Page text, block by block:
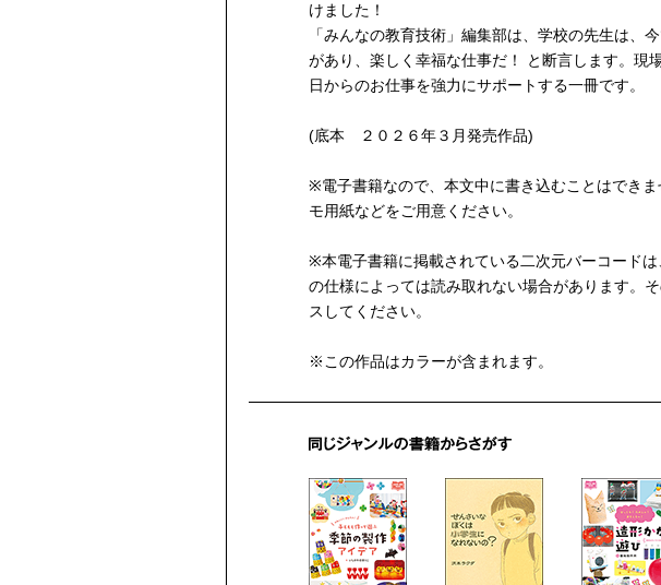
けました！
「みんなの教育技術」編集部は、学校の先生は、
があり、楽しく幸福な仕事だ！ と断言します。現
日からのお仕事を強力にサポートする一冊です。
(底本 ２０２６年３月発売作品)
※電子書籍なので、本文中に書き込むことはでき
モ用紙などをご用意ください。
※本電子書籍に掲載されている二次元バーコードは
の仕様によっては読み取れない場合があります。
スしてください。
※この作品はカラーが含まれます。